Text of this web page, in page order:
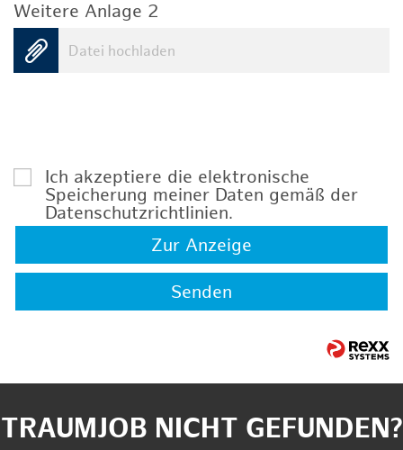
Weitere Anlage 2
Datei hochladen
Ich akzeptiere die elektronische
Speicherung meiner Daten gemäß der
Datenschutzrichtlinien.
Zur Anzeige
Senden
TRAUMJOB NICHT GEFUNDEN?